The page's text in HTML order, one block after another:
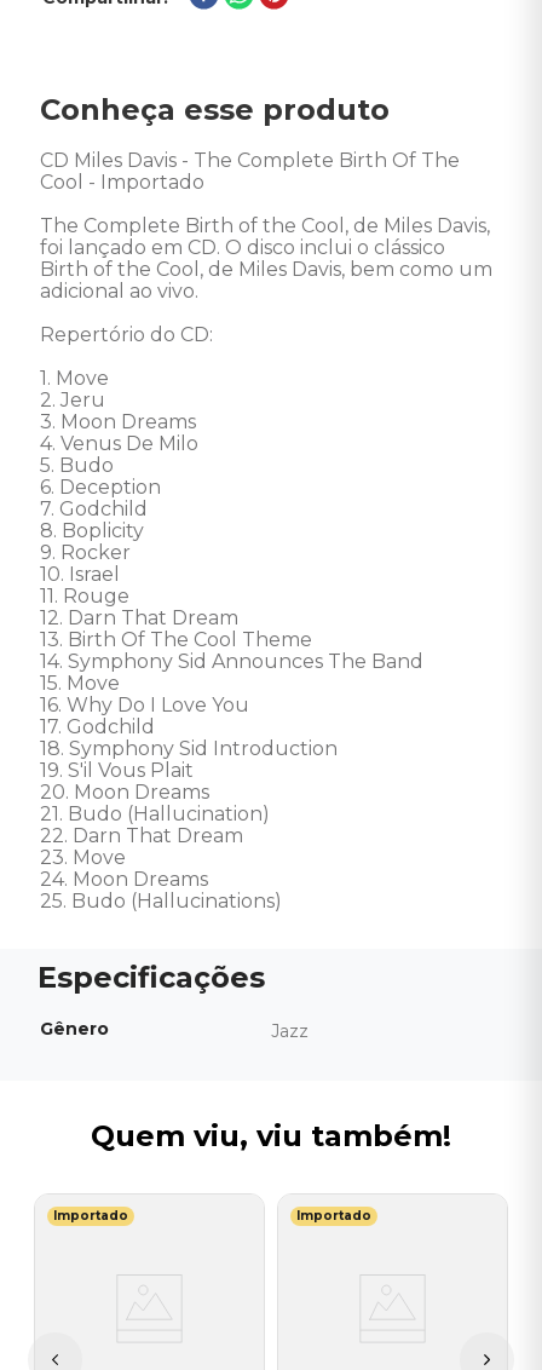
Conheça esse produto
CD Miles Davis - The Complete Birth Of The
Cool - Importado
The Complete Birth of the Cool, de Miles Davis,
foi lançado em CD. O disco inclui o clássico
Birth of the Cool, de Miles Davis, bem como um
adicional ao vivo.
Repertório do CD:
1. Move
2. Jeru
3. Moon Dreams
4. Venus De Milo
5. Budo
6. Deception
7. Godchild
8. Boplicity
9. Rocker
10. Israel
11. Rouge
12. Darn That Dream
13. Birth Of The Cool Theme
14. Symphony Sid Announces The Band
15. Move
16. Why Do I Love You
17. Godchild
18. Symphony Sid Introduction
19. S'il Vous Plait
20. Moon Dreams
21. Budo (Hallucination)
22. Darn That Dream
23. Move
24. Moon Dreams
25. Budo (Hallucinations)
Gênero Jazz
Quem viu, viu também!
Importado Importado